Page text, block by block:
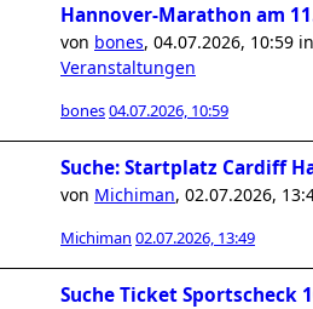
Hannover-Marathon am
von bones, 04.07.2026, 10:59 in
Veranstaltungen
bones04.07.2026, 10:59
Suche: Startplatz Cardiff
von Michiman, 02.07.2026,
Michiman 02.07.2026, 13:49
Suche Ticket Sportscheck